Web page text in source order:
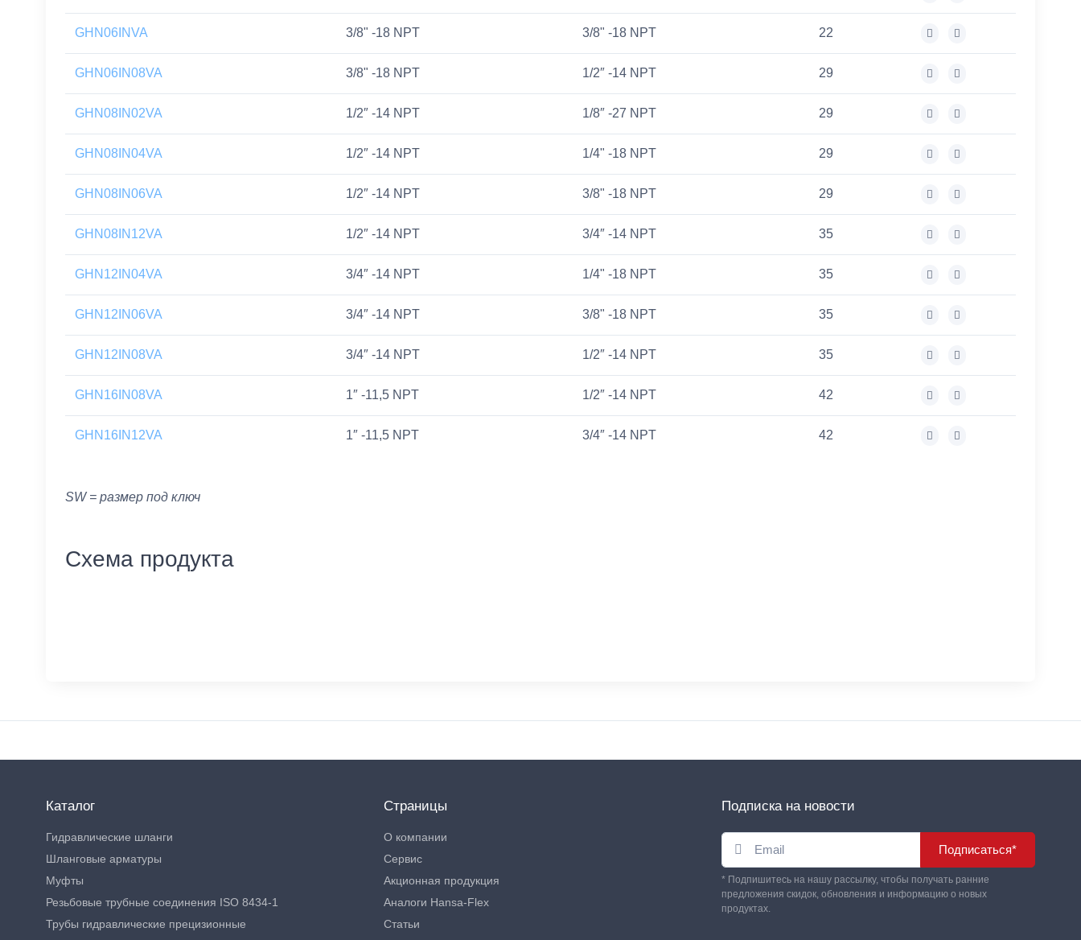
GHN06INVA 3/8" -18 NPT 3/8" -18 NPT 22
GHN06IN08VA 3/8" -18 NPT 1/2″ -14 NPT 29
GHN08IN02VA 1/2″ -14 NPT 1/8″ -27 NPT 29
GHN08IN04VA 1/2″ -14 NPT 1/4" -18 NPT 29
GHN08IN06VA 1/2″ -14 NPT 3/8" -18 NPT 29
GHN08IN12VA 1/2″ -14 NPT 3/4″ -14 NPT 35
GHN12IN04VA 3/4″ -14 NPT 1/4" -18 NPT 35
GHN12IN06VA 3/4″ -14 NPT 3/8" -18 NPT 35
GHN12IN08VA 3/4″ -14 NPT 1/2″ -14 NPT 35
GHN16IN08VA 1″ -11,5 NPT 1/2″ -14 NPT 42
GHN16IN12VA 1″ -11,5 NPT 3/4″ -14 NPT 42
SW = размер под ключ
Схема продукта
Каталог
Гидравлические шланги
Шланговые арматуры
Муфты
Резьбовые трубные соединения ISO 8434-1
Трубы гидравлические прецизионные
Страницы
О компании
Сервис
Акционная продукция
Аналоги Hansa-Flex
Статьи
Подписка на новости
Подписаться*
* Подпишитесь на нашу рассылку, чтобы получать ранние
предложения скидок, обновления и информацию о новых
продуктах.